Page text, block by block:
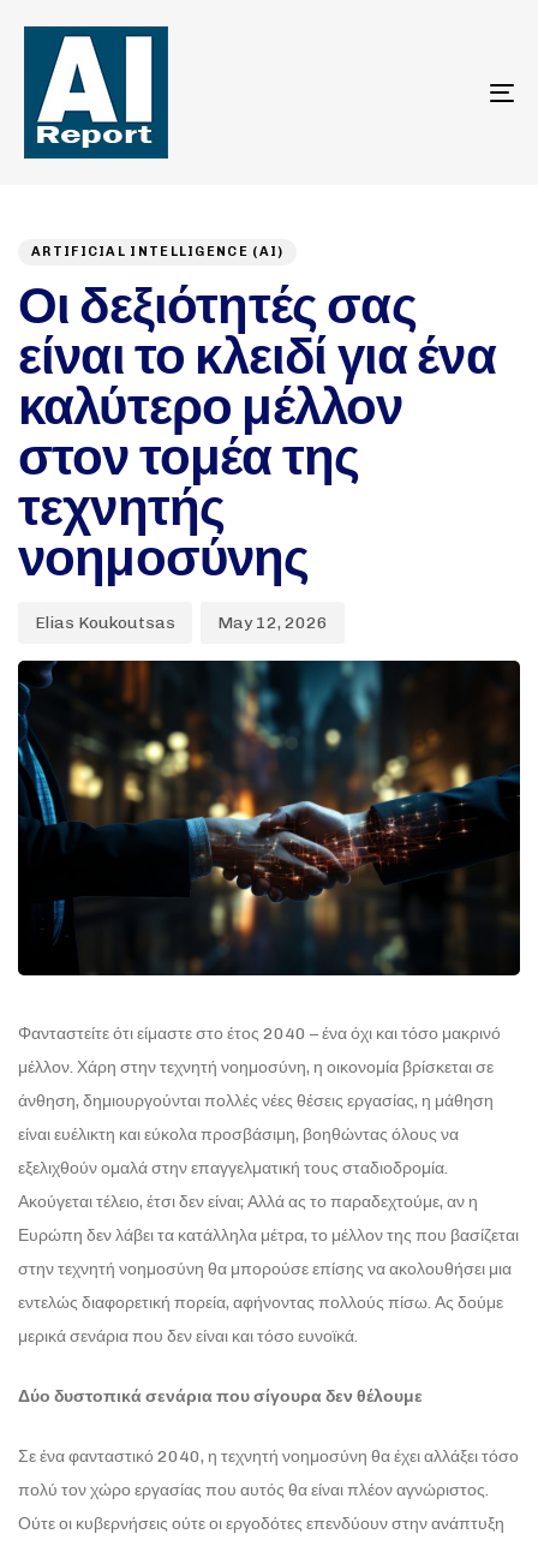
ARTIFICIAL INTELLIGENCE (AI)
Οι δεξιότητές σας
είναι το κλειδί για ένα
καλύτερο μέλλον
στον τομέα της
τεχνητής
νοημοσύνης
Elias Koukoutsas May 12, 2026
Φανταστείτε ότι είμαστε στο έτος 2040 – ένα όχι και τόσο μακρινό
μέλλον. Χάρη στην τεχνητή νοημοσύνη, η οικονομία βρίσκεται σε
άνθηση, δημιουργούνται πολλές νέες θέσεις εργασίας, η μάθηση
είναι ευέλικτη και εύκολα προσβάσιμη, βοηθώντας όλους να
εξελιχθούν ομαλά στην επαγγελματική τους σταδιοδρομία.
Ακούγεται τέλειο, έτσι δεν είναι; Αλλά ας το παραδεχτούμε, αν η
Ευρώπη δεν λάβει τα κατάλληλα μέτρα, το μέλλον της που βασίζεται
στην τεχνητή νοημοσύνη θα μπορούσε επίσης να ακολουθήσει μια
εντελώς διαφορετική πορεία, αφήνοντας πολλούς πίσω. Ας δούμε
μερικά σενάρια που δεν είναι και τόσο ευνοϊκά.
Δύο δυστοπικά σενάρια που σίγουρα δεν θέλουμε
Σε ένα φανταστικό 2040, η τεχνητή νοημοσύνη θα έχει αλλάξει τόσο
πολύ τον χώρο εργασίας που αυτός θα είναι πλέον αγνώριστος.
Ούτε οι κυβερνήσεις ούτε οι εργοδότες επενδύουν στην ανάπτυξη